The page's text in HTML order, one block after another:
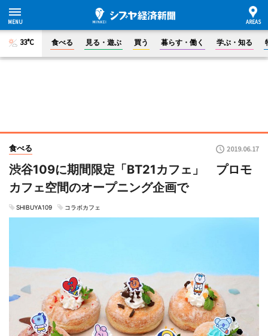
33°C 食べる 見る・遊ぶ 買う 暮らす・働く 学ぶ・知る
食べる 2019.06.17
渋谷109に期間限定「BT21カフェ」 プロモ
カフェ空間のオープニング企画で
SHIBUYA109 コラボカフェ